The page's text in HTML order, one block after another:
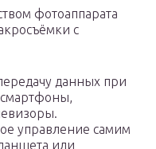
фотоаппарата
с
данных при
управление самим
или